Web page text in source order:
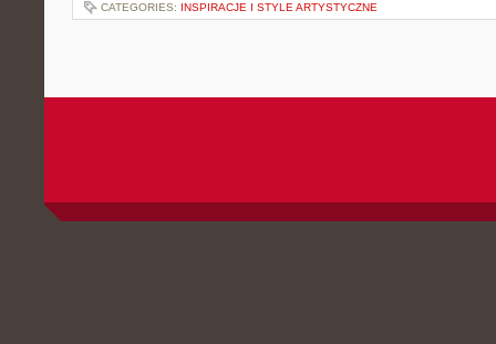
CATEGORIES: INSPIRACJE I STYLE ARTYSTYCZNE